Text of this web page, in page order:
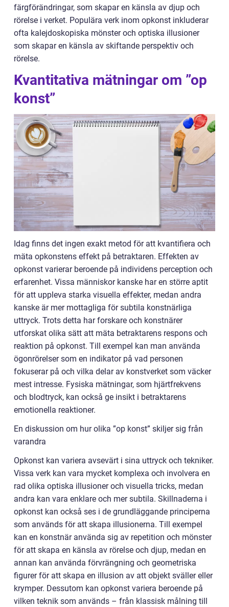
färgförändringar, som skapar en känsla av djup och
rörelse i verket. Populära verk inom opkonst inkluderar
ofta kalejdoskopiska mönster och optiska illusioner
som skapar en känsla av skiftande perspektiv och
rörelse.
Kvantitativa mätningar om ”op
konst”
Idag finns det ingen exakt metod för att kvantifiera och
mäta opkonstens effekt på betraktaren. Effekten av
opkonst varierar beroende på individens perception och
erfarenhet. Vissa människor kanske har en större aptit
för att uppleva starka visuella effekter, medan andra
kanske är mer mottagliga för subtila konstnärliga
uttryck. Trots detta har forskare och konstnärer
utforskat olika sätt att mäta betraktarens respons och
reaktion på opkonst. Till exempel kan man använda
ögonrörelser som en indikator på vad personen
fokuserar på och vilka delar av konstverket som väcker
mest intresse. Fysiska mätningar, som hjärtfrekvens
och blodtryck, kan också ge insikt i betraktarens
emotionella reaktioner.
En diskussion om hur olika ”op konst” skiljer sig från
varandra
Opkonst kan variera avsevärt i sina uttryck och tekniker.
Vissa verk kan vara mycket komplexa och involvera en
rad olika optiska illusioner och visuella tricks, medan
andra kan vara enklare och mer subtila. Skillnaderna i
opkonst kan också ses i de grundläggande principerna
som används för att skapa illusionerna. Till exempel
kan en konstnär använda sig av repetition och mönster
för att skapa en känsla av rörelse och djup, medan en
annan kan använda förvrängning och geometriska
figurer för att skapa en illusion av att objekt sväller eller
krymper. Dessutom kan opkonst variera beroende på
vilken teknik som används – från klassisk målning till